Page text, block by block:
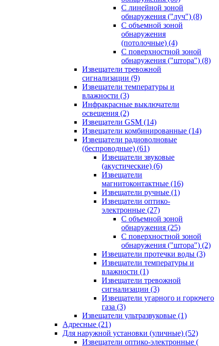
С линейной зоной
обнаружения ("луч") (8)
С объемной зоной
обнаружения
(потолочные) (4)
С поверхностной зоной
обнаружения ("штора") (8)
Извещатели тревожной
сигнализации (9)
Извещатели температуры и
влажности (3)
Инфракрасные выключатели
освещения (2)
Извещатели GSM (14)
Извещатели комбинированные (14)
Извещатели радиоволновые
(беспроводные) (61)
Извещатели звуковые
(акустические) (6)
Извещатели
магнитоконтактные (16)
Извещатели ручные (1)
Извещатели оптико-
электронные (27)
С объемной зоной
обнаружения (25)
С поверхностной зоной
обнаружения ("штора") (2)
Извещатели протечки воды (3)
Извещатели температуры и
влажности (1)
Извещатели тревожной
сигнализации (3)
Извещатели угарного и горючего
газа (3)
Извещатели ультразвуковые (1)
Адресные (21)
Для наружной установки (уличные) (52)
Извещатели оптико-электронные (